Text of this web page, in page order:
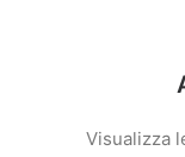
Visualizza